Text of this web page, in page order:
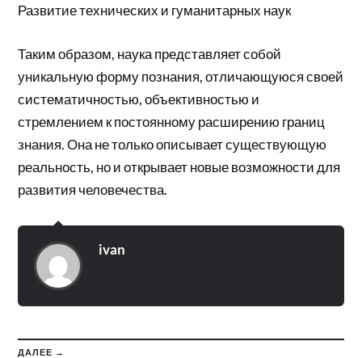
Развитие технических и гуманитарных наук
Таким образом, наука представляет собой
уникальную форму познания, отличающуюся своей
систематичностью, объективностью и
стремлением к постоянному расширению границ
знания. Она не только описывает существующую
реальность, но и открывает новые возможности для
развития человечества.
ivan
ДАЛЕЕ →